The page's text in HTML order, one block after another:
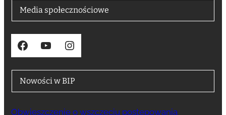
Media społecznościowe
Facebook YouTube Instagram
Nowości w BIP
Obwieszczenie o wszczęciu postępowania